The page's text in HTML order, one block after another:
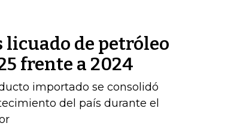
licuado de petróleo
frente a 2024
importado se consolidó
del país durante el